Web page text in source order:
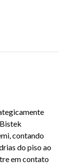
contando
do piso ao
em contato